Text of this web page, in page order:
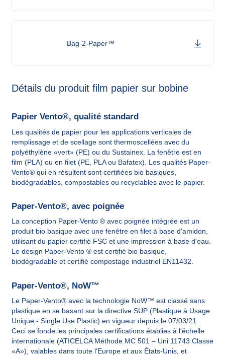
Bag-2-Paper™
Détails du produit film papier sur bobine
Papier Vento®, qualité standard
Les qualités de papier pour les applications verticales de
remplissage et de scellage sont thermoscellées avec du
polyéthylène «vert» (PE) ou du Sustainex. La fenêtre est en
film (PLA) ou en filet (PE, PLA ou Bafatex). Les qualités Paper-
Vento® qui en résultent sont certifiées bio basiques,
biodégradables, compostables ou recyclables avec le papier.
Paper-Vento®, avec poignée
La conception Paper-Vento ® avec poignée intégrée est un
produit bio basique avec une fenêtre en filet à base d'amidon,
utilisant du papier certifié FSC et une impression à base d'eau.
Le design Paper-Vento ® est certifié bio basique,
biodégradable et certifié compostage industriel EN11432.
Paper-Vento®, NoW™
Le Paper-Vento® avec la technologie NoW™ est classé sans
plastique en se basant sur la directive SUP (Plastique à Usage
Unique - Single Use Plastic) en vigueur depuis le 07/03/21.
Ceci se fonde les principales certifications établies à l'échelle
internationale (ATICELCA Méthode MC 501 – Uni 11743 Classe
«A»), valables dans toute l'Europe et aux États-Unis, et